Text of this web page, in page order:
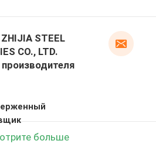
STEEL
CO., LTD.
больше